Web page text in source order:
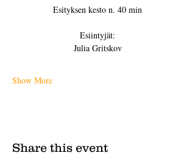
Esityksen kesto n. 40 min
Esiintyjät:
Julia Gritskov
Show More
Share this event